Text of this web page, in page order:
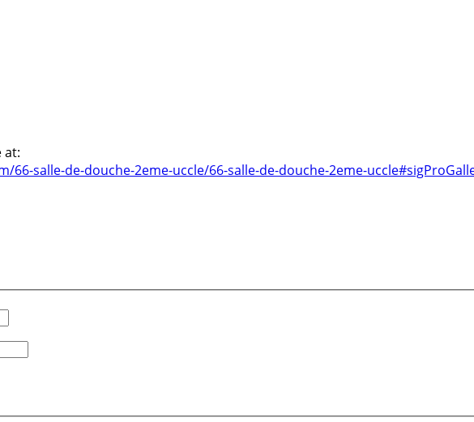
at:
salle-de-douche-2eme-uccle/66-salle-de-douche-2eme-